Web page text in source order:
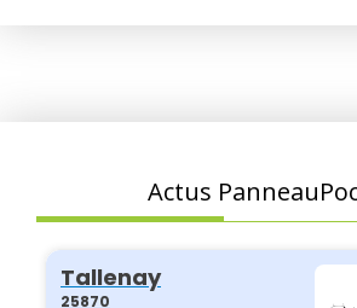
Actus